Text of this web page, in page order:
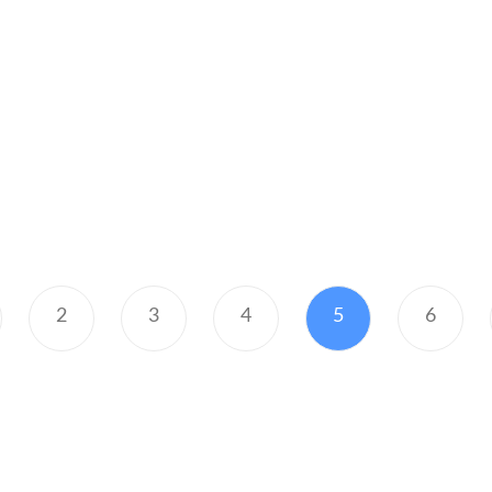
2 3 4 5 6